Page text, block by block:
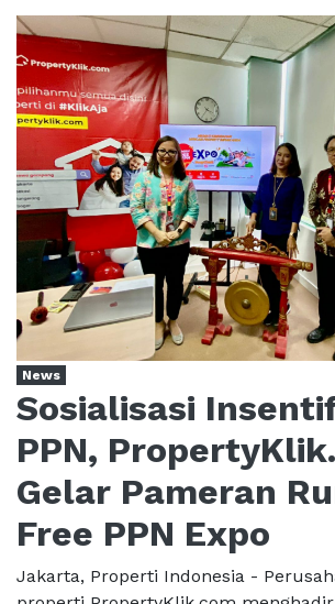
News
Sosialisasi
PPN,
Gelar Pameran
Free PPN Expo
Jakarta, Properti Indonesia -